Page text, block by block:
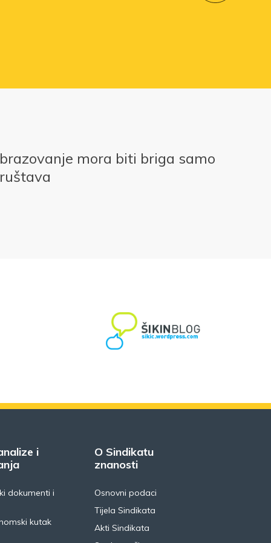
mora biti briga samo
i
dokumenti i
kutak
O Sindikatu
znanosti
Osnovni podaci
Tijela Sindikata
Akti Sindikata